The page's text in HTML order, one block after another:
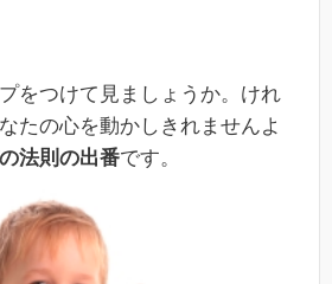
をつけて見ましょうか。けれ
たの心を動かしきれませんよ
法則の出番です。